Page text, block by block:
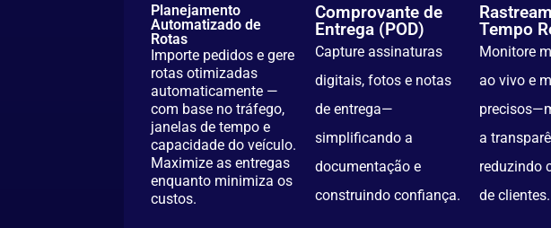
Planejamento
Automatizado de
Rotas
Importe pedidos e gere
rotas otimizadas
automaticamente —
com base no tráfego,
janelas de tempo e
capacidade do veículo.
Maximize as entregas
enquanto minimiza os
custos.
Comprovante de
Entrega (POD)
Capture assinaturas
digitais, fotos e notas
de entrega—
simplificando a
documentação e
construindo confiança.
Tempo
Monitore
ao vivo e
a
reduzindo
de clientes.